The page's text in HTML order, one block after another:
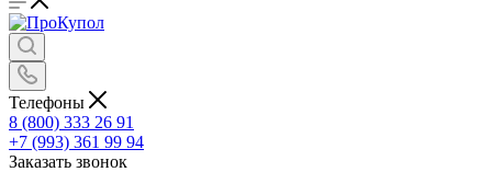
Телефоны
8 (800) 333 26 91
+7 (993) 361 99 94
Заказать звонок